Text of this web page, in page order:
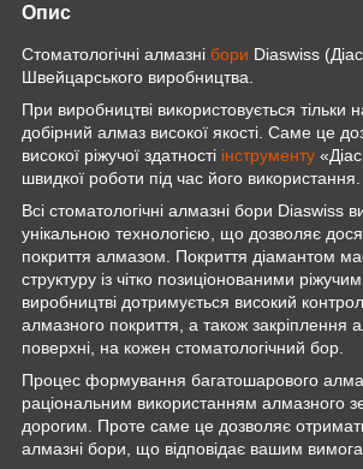
Опис
Стоматологічні алмазні бори Diaswiss
Швейцарського виробництва.
При виробництві використовується тільки
добірний алмаз високої якості. Саме це
високої ріжучої здатності інструменту
швидкої роботи під час його використання.
Всі стоматологічні алмазні бори Diaswiss
унікальною технологією, що дозволяє
покриття алмазом. Покриття діамантом
структуру із чітко позиціонованими
виробництві дотримується високий
алмазного покриття, а також закріплення
поверхні, на кожен стоматологічний бор.
Процес формування багатошарового
раціональним використанням алмазного
дорогим. Проте саме це дозволяє
алмазні бори, що відповідає вашим